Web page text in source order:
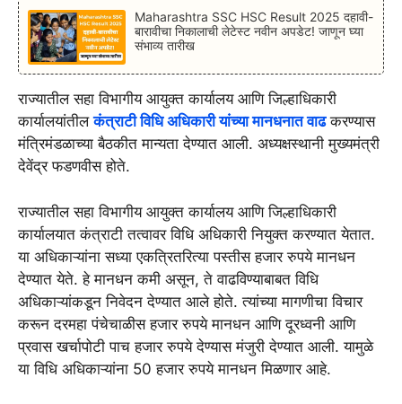
Maharashtra SSC HSC Result 2025 दहावी-
बारावीचा निकालाची लेटेस्ट नवीन अपडेट! जाणून घ्या
संभाव्य तारीख
राज्यातील सहा विभागीय आयुक्त कार्यालय आणि जिल्हाधिकारी
कार्यालयांतीलकंत्राटी विधि अधिकारी यांच्या मानधनात वाढकरण्यास
मंत्रिमंडळाच्या बैठकीत मान्यता देण्यात आली. अध्यक्षस्थानी मुख्यमंत्री
देवेंद्र फडणवीस होते.
राज्यातील सहा विभागीय आयुक्त कार्यालय आणि जिल्हाधिकारी
कार्यालयात कंत्राटी तत्वावर विधि अधिकारी नियुक्त करण्यात येतात.
या अधिकाऱ्यांना सध्या एकत्रितरित्या पस्तीस हजार रुपये मानधन
देण्यात येते. हे मानधन कमी असून, ते वाढविण्याबाबत विधि
अधिकाऱ्यांकडून निवेदन देण्यात आले होते. त्यांच्या मागणीचा विचार
करून दरमहा पंचेचाळीस हजार रुपये मानधन आणि दूरध्वनी आणि
प्रवास खर्चापोटी पाच हजार रुपये देण्यास मंजुरी देण्यात आली. यामुळे
या विधि अधिकाऱ्यांना 50 हजार रुपये मानधन मिळणार आहे.